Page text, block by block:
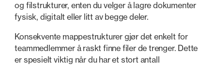
og filstrukturer, enten du velger å lagre dokumenter
fysisk, digitalt eller litt av begge deler.
Konsekvente mappestrukturer gjør det enkelt for
teammedlemmer å raskt finne filer de trenger. Dette
er spesielt viktig når du har et stort antall